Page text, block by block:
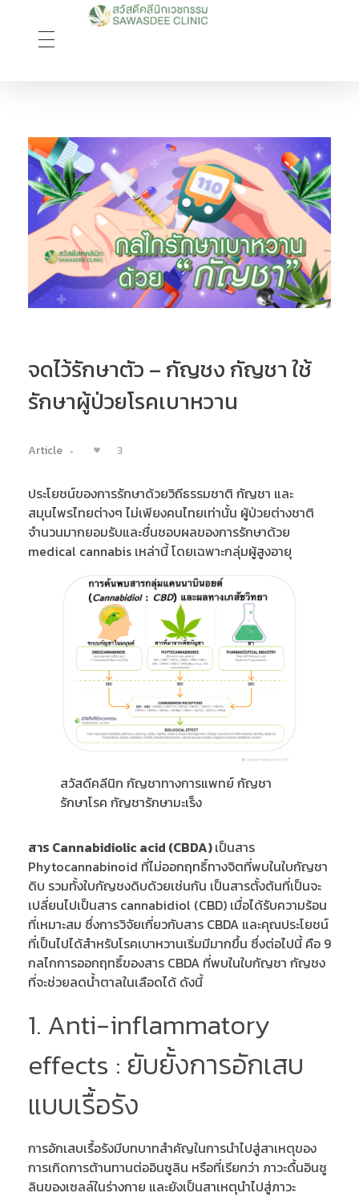
จดไว้รักษาตัว – กัญชง กัญชา ใช้
รักษาผู้ป่วยโรคเบาหวาน
Article 3
ประโยชน์ของการรักษาด้วยวิถีธรรมชาติ กัญชา และ
สมุนไพรไทยต่างๆ ไม่เพียงคนไทยเท่านั้น ผู้ป่วยต่างชาติ
จำนวนมากยอมรับและชื่นชอบผลของการรักษาด้วย
medical cannabis เหล่านี้ โดยเฉพาะกลุ่มผู้สูงอายุ
สวัสดีคลีนิก กัญชาทางการแพทย์ กัญชา
รักษาโรค กัญชารักษามะเร็ง
สาร Cannabidiolic acid (CBDA)เป็นสาร
Phytocannabinoid ที่ไม่ออกฤทธิ์ทางจิตที่พบในใบกัญชา
ดิบ รวมทั้งใบกัญชงดิบด้วยเช่นกัน เป็นสารตั้งต้นที่เป็นจะ
เปลี่ยนไปเป็นสาร cannabidiol (CBD) เมื่อได้รับความร้อน
ที่เหมาะสม ซึ่งการวิจัยเกี่ยวกับสาร CBDA และคุณประโยชน์
ที่เป็นไปได้สำหรับโรคเบาหวานเริ่มมีมากขึ้น ซึ่งต่อไปนี้ คือ 9
กลไกการออกฤทธิ์ของสาร CBDA ที่พบในใบกัญชา กัญชง
ที่จะช่วยลดน้ำตาลในเลือดได้ ดังนี้
1. Anti-inflammatory
effects : ยับยั้งการอักเสบ
แบบเรื้อรัง
การอักเสบเรื้อรังมีบทบาทสำคัญในการนำไปสู่สาเหตุของ
การเกิดการต้านทานต่ออินซูลิน หรือที่เรียกว่า ภาวะดื้นอินซู
ลินของเซลล์ในร่างกาย และยังเป็นสาเหตุนำไปสู่ภาวะ